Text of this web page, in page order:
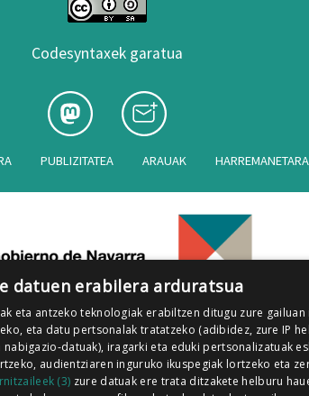
Codesyntaxek garatua
PUBLIZITATEA ARAUAK
datuen erabilera arduratsua
eta antzeko teknologiak erabiltzen ditugu zure
eta datu pertsonalak tratatzeko (adibidez, zure IP
datuak), iragarki eta eduki pertsonalizatuak
audientziaren inguruko ikuspegiak lortzeko eta
(3) zure datuak ere trata ditzakete helburu